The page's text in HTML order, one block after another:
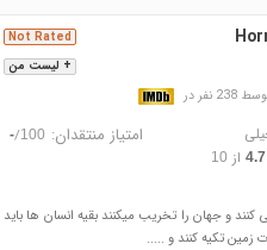
+ لیست من
Not Rated
238 نفر در
امتیاز منتقدان: -/100
4.7از 10
و جهان را تخریب میکنند بقیه انسان ها باید
زمین تکیه کنند و .....